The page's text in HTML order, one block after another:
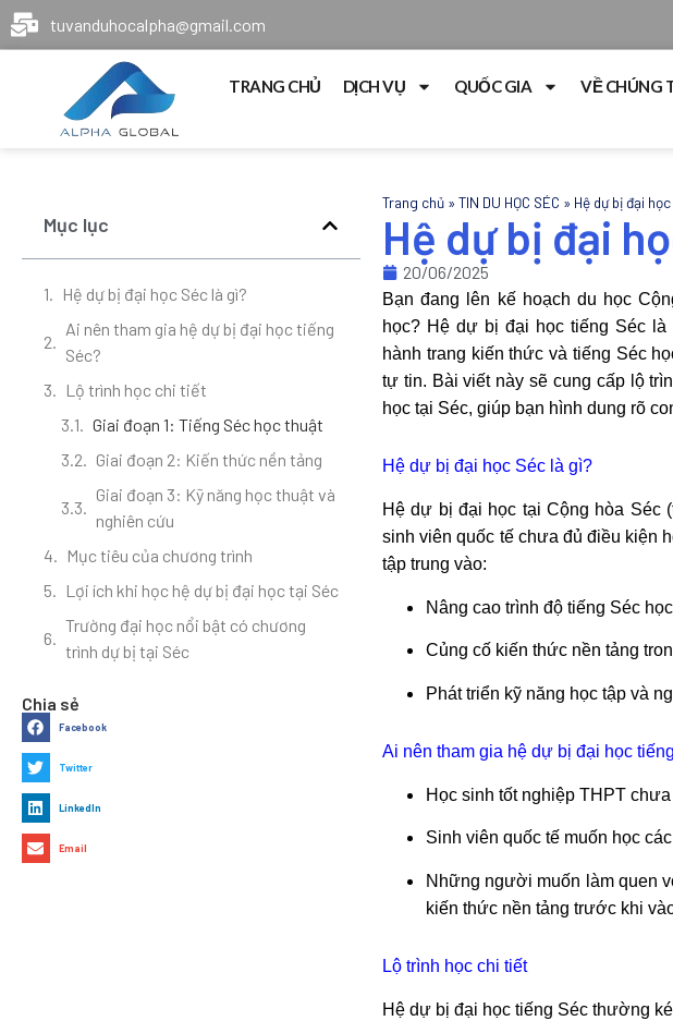
tuvanduhocalpha@gmail.com
TRANG CHỦ DỊCH VỤ QUỐC GIA VỀ CHÚNG
Mục lục
Hệ dự bị đại học Séc là gì?
Ai nên tham gia hệ dự bị đại học tiếng
Séc?
Lộ trình học chi tiết
Giai đoạn 1: Tiếng Séc học thuật
Giai đoạn 2: Kiến thức nền tảng
Giai đoạn 3: Kỹ năng học thuật và
nghiên cứu
Mục tiêu của chương trình
Lợi ích khi học hệ dự bị đại học tại Séc
Trường đại học nổi bật có chương
trình dự bị tại Séc
Chia sẻ
Facebook
Twitter
LinkedIn
Email
Trang chủ » TIN DU HỌC SÉC » Hệ dự bị đại
Hệ dự bị đại
20/06/2025
Bạn đang lên kế hoạch du học
học? Hệ dự bị đại học tiếng Séc
hành trang kiến thức và tiếng Séc
tự tin. Bài viết này sẽ cung cấp lộ
học tại Séc, giúp bạn hình dung rõ
Hệ dự bị đại học Séc là gì?
Hệ dự bị đại học tại Cộng hòa Séc
sinh viên quốc tế chưa đủ điều kiện
tập trung vào:
Nâng cao trình độ tiếng Séc
Củng cố kiến thức nền tảng
Phát triển kỹ năng học tập và
Ai nên tham gia hệ dự bị đại học
Học sinh tốt nghiệp THPT
Sinh viên quốc tế muốn học
Những người muốn làm quen
kiến thức nền tảng trước khi
Lộ trình học chi tiết
Hệ dự bị đại học tiếng Séc thường